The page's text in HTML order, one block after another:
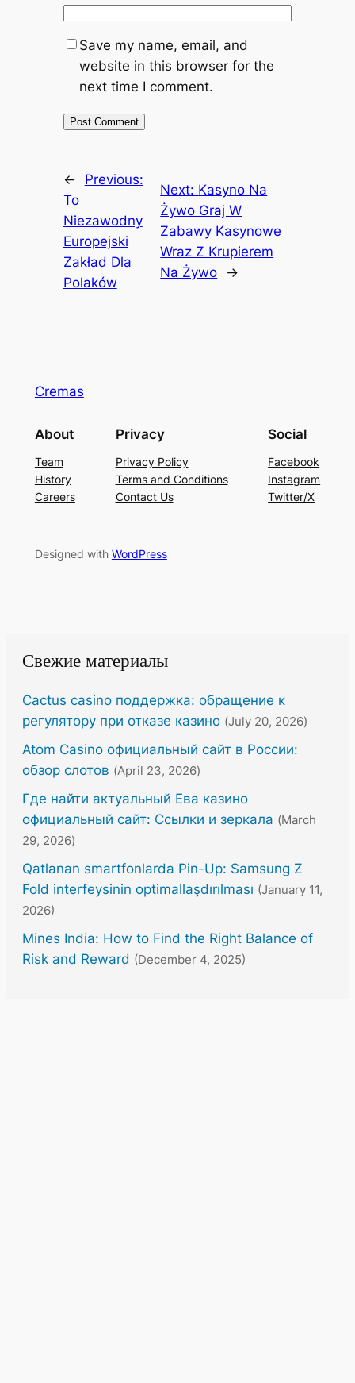
Save my name, email, and
website in this browser for the
next time I comment.
←
Previous:
To
Niezawodny
Europejski
Zakład Dla
Polaków
Next: Kasyno Na
Żywo Graj W
Zabawy Kasynowe
Wraz Z Krupierem
Na Żywo
→
Cremas
About
Team
History
Careers
Privacy
Privacy Policy
Terms and Conditions
Contact Us
Social
Facebook
Instagram
Twitter/X
Designed with WordPress
Свежие материалы
Cactus casino поддержка: обращение к
регулятору при отказе казино (July 20, 2026)
Atom Casino официальный сайт в России:
обзор слотов (April 23, 2026)
Где найти актуальный Ева казино
официальный сайт: Ссылки и зеркала (March
29, 2026)
Qatlanan smartfonlarda Pin-Up: Samsung Z
Fold interfeysinin optimallaşdırılması (January 11,
2026)
Mines India: How to Find the Right Balance of
Risk and Reward (December 4, 2025)